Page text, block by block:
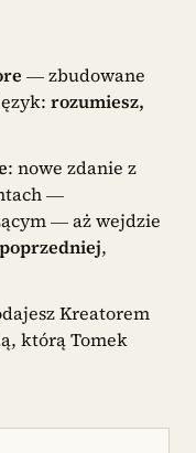
— zbudowane
rozumiesz,
: nowe zdanie z
—
— aż wejdzie
,
Kreatorem
którą Tomek